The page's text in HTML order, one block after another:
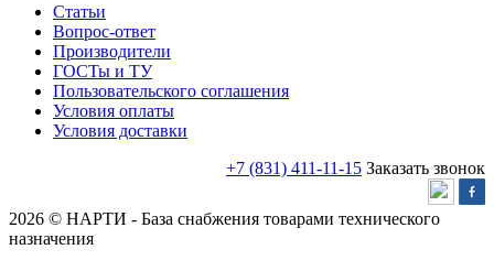
Статьи
Вопрос-ответ
Производители
ГОСТы и ТУ
Пользовательского соглашения
Условия оплаты
Условия доставки
+7 (831) 411-11-15 Заказать звонок
2026 © НАРТИ - База снабжения товарами технического
назначения